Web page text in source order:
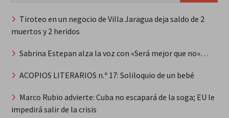
Tiroteo en un negocio de Villa Jaragua deja saldo de 2
muertos y 2 heridos
Sabrina Estepan alza la voz con «Será mejor que no»…
ACOPIOS LITERARIOS n.º 17: Soliloquio de un bebé
Marco Rubio advierte: Cuba no escapará de la soga; EU le
impedirá salir de la crisis